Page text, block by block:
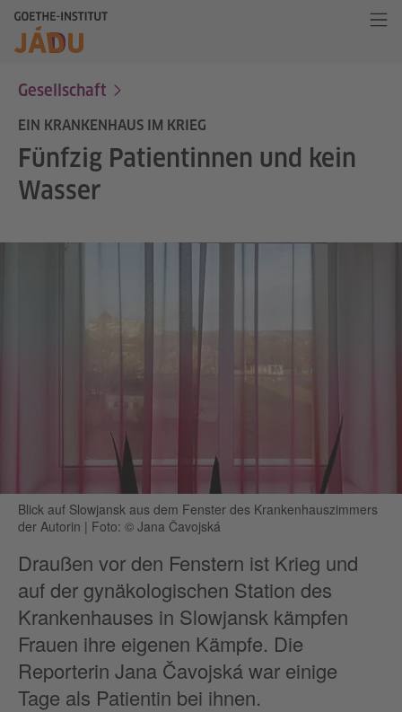
Gesellschaft
EIN KRANKENHAUS IM KRIEG
Fünfzig Patientinnen und kein
Wasser
Blick auf Slowjansk aus dem Fenster des Krankenhauszimmers
der Autorin | Foto: © Jana Čavojská
Draußen vor den Fenstern ist Krieg und
auf der gynäkologischen Station des
Krankenhauses in Slowjansk kämpfen
Frauen ihre eigenen Kämpfe. Die
Reporterin Jana Čavojská war einige
Tage als Patientin bei ihnen.